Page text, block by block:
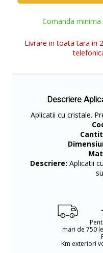
Comanda minima
Livrare in toata tara in
Descriere
Aplicatii cu cristale.
Descriere: Aplicatii
mari de 750
Km exteriori